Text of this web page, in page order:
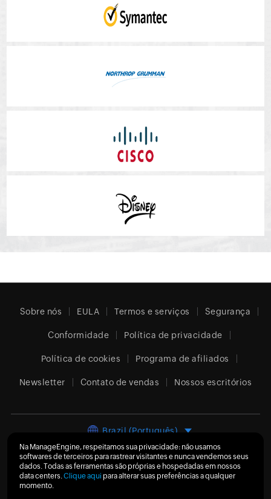
Sobre nós EULA Termos e serviços Segurança
Conformidade Política de privacidade
Política de cookies Programa de afiliados
Newsletter Contato de vendas Nossos escritórios
Brazil (Português)
© 2026 Zoho Corporation Pvt. Ltd.Todos os direitos
Na ManageEngine, respeitamos sua privacidade: não usamos
softwares de terceiros para rastrear visitantes e nunca vendemos seus
dados. Todas as ferramentas são próprias e hospedadas em nossos
data centers.Clique aqui para alterar suas preferências a qualquer
momento.